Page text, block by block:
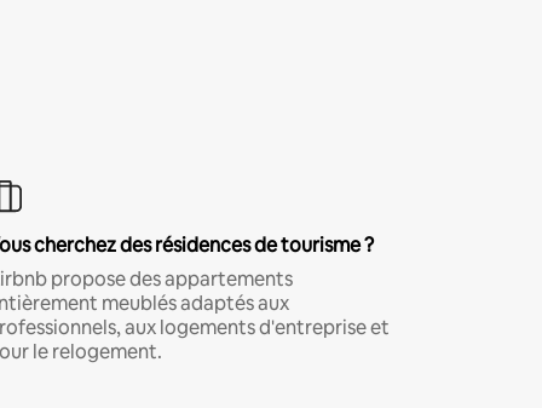
cherchez des résidences de tourisme ?
propose des appartements
meublés adaptés aux
aux logements d'entreprise et
le relogement.